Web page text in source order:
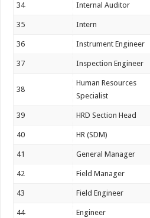
34 Internal Auditor
35 Intern
36 Instrument Engineer
37 Inspection Engineer
38
Human Resources
Specialist
39 HRD Section Head
40 HR (SDM)
41 General Manager
42 Field Manager
43 Field Engineer
44 Engineer